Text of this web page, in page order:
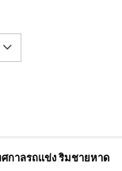
ศกาลรถแข่ง ริมชายหาด